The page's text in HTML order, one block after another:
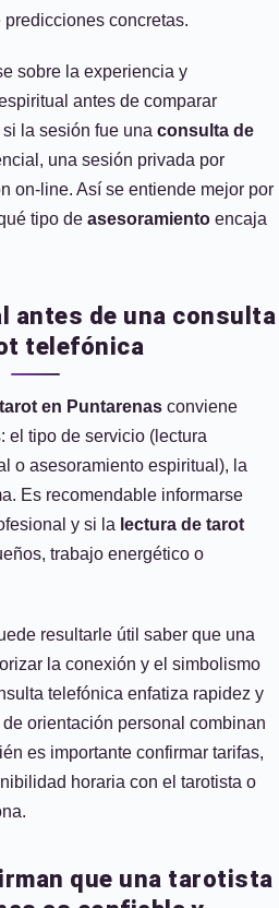
concretas.
sobre la experiencia y
antes de comparar
la sesión fue una consulta de
una sesión privada por
on‑line. Así se entiende mejor por
tipo de asesoramiento encaja
antes de una consulta
telefónica
en Puntarenas conviene
el tipo de servicio (lectura
o asesoramiento espiritual), la
Es recomendable informarse
y si la lectura de tarot
trabajo energético o
resultarle útil saber que una
la conexión y el simbolismo
telefónica enfatiza rapidez y
orientación personal combinan
es importante confirmar tarifas,
horaria con el tarotista o
que una tarotista